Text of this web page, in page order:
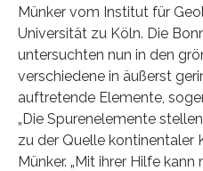
Münker vom Institut für
Universität zu Köln. Die
untersuchten nun in den
verschiedene in äußerst
auftretende Elemente,
„Die Spurenelemente
zu der Quelle kontinentaler
Münker. „Mit ihrer Hilfe